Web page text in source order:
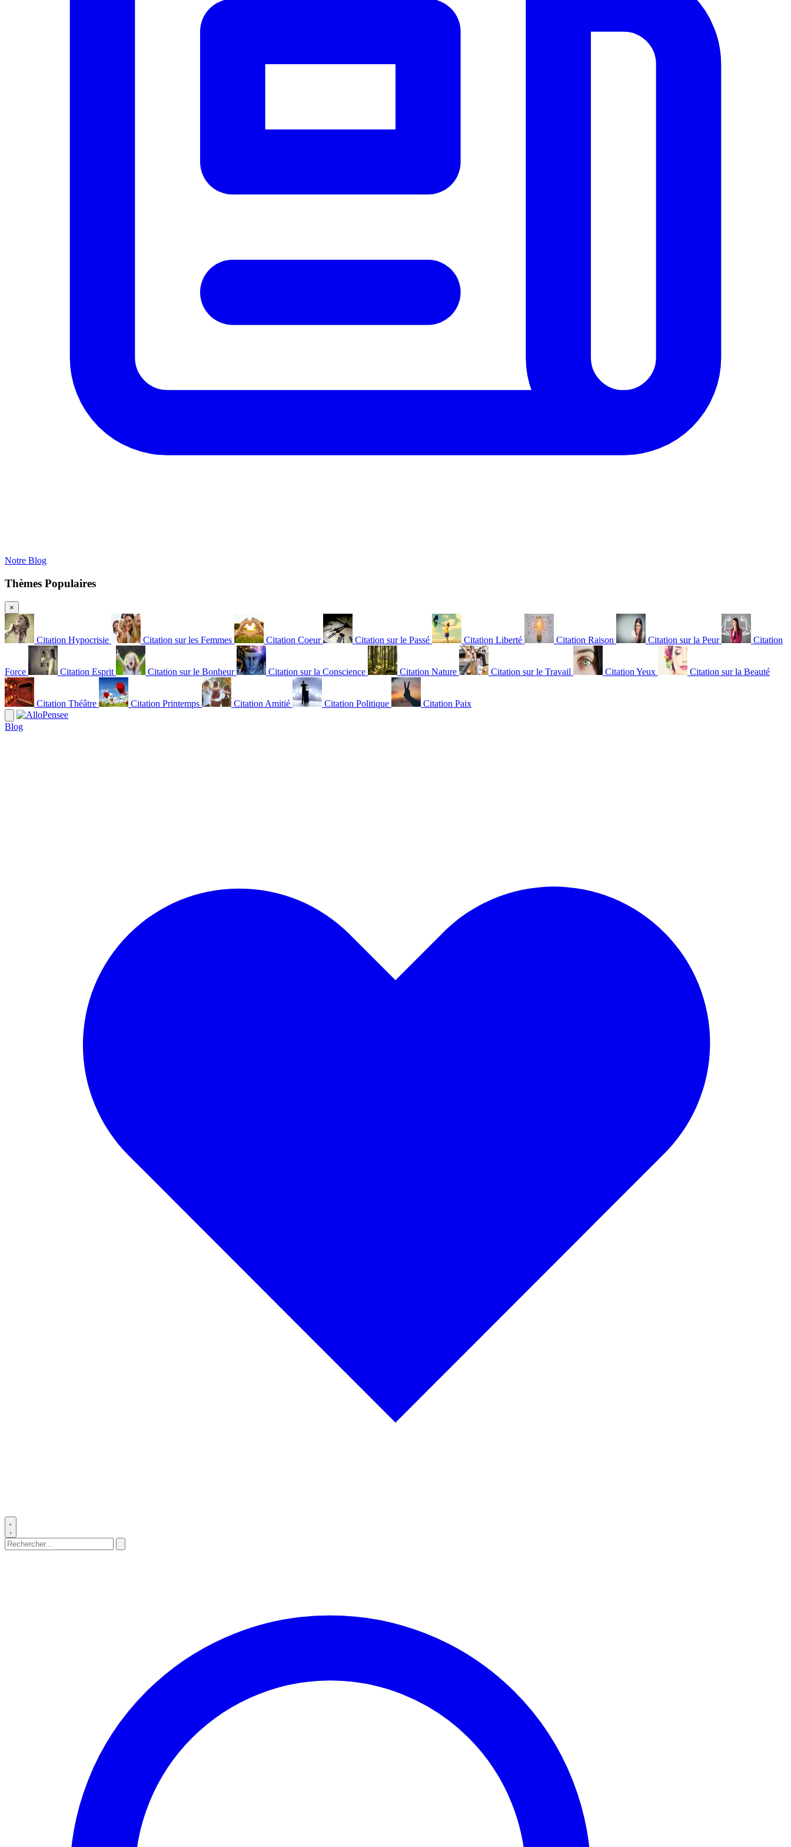
Notre Blog
Thèmes Populaires
×
Citation Hypocrisie Citation sur les Femmes Citation Coeur Citation sur le Passé Citation Liberté Citation Raison Citation sur la Peur Citation
Force Citation Esprit Citation sur le Bonheur Citation sur la Conscience Citation Nature Citation sur le Travail Citation Yeux Citation sur la Beauté
Citation Théâtre Citation Printemps Citation Amitié Citation Politique Citation Paix
Blog